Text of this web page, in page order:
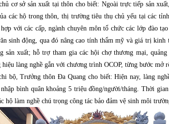
cơ sở sản xuất tại thôn cho biết: Ngoài trực tiếp sản
các hộ trong thôn, thị trường tiêu thụ chủ yếu tại các
với các cấp, ngành chuyên môn tổ chức các lớp đào
sinh động, qua đó nâng cao tính thẩm mỹ và giá trị
xuất; hỗ trợ tham gia các hội chợ thương mại,
hiệu làng nghề gắn với chương trình OCOP, từng bước mở
bộ, Trưởng thôn Đa Quang cho biết: Hiện nay, làng
bình quân khoảng 5 triệu đồng/người/tháng. Thời
hộ làm nghề chú trọng công tác bảo đảm vệ sinh môi